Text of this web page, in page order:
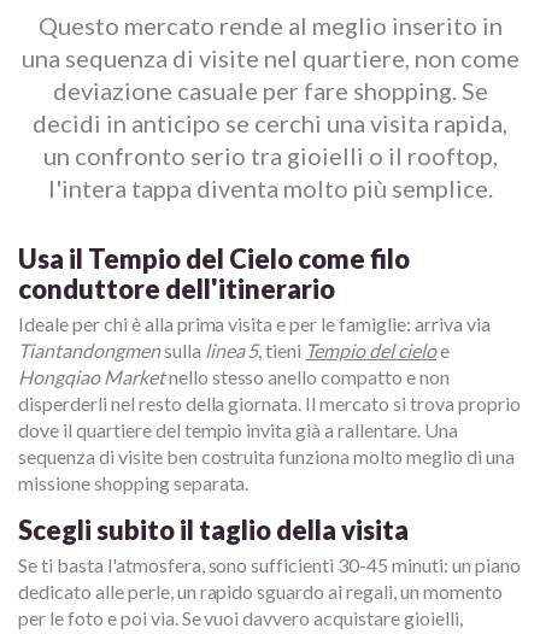
Questo mercato rende al meglio inserito in
una sequenza di visite nel quartiere, non come
deviazione casuale per fare shopping. Se
decidi in anticipo se cerchi una visita rapida,
un confronto serio tra gioielli o il rooftop,
l'intera tappa diventa molto più semplice.
Usa il Tempio del Cielo come filo
conduttore dell'itinerario
Ideale per chi è alla prima visita e per le famiglie: arriva via
Tiantandongmensulla linea 5, tieni Tempio del cieloe
Hongqiao Marketnello stesso anello compatto e non
disperderli nel resto della giornata. Il mercato si trova proprio
dove il quartiere del tempio invita già a rallentare. Una
sequenza di visite ben costruita funziona molto meglio di una
missione shopping separata.
Scegli subito il taglio della visita
Se ti basta l'atmosfera, sono sufficienti 30-45 minuti: un piano
dedicato alle perle, un rapido sguardo ai regali, un momento
per le foto e poi via. Se vuoi davvero acquistare gioielli,